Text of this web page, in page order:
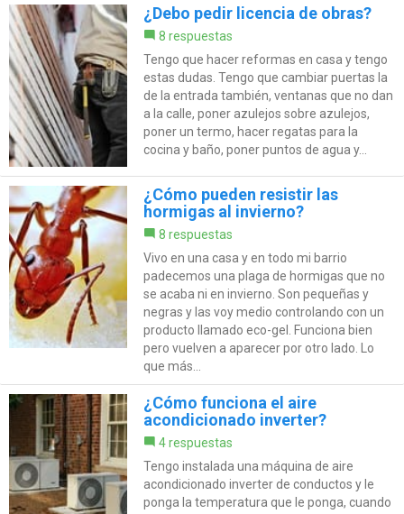
¿Debo pedir licencia de obras?
8 respuestas
Tengo que hacer reformas en casa y tengo
estas dudas. Tengo que cambiar puertas la
de la entrada también, ventanas que no dan
a la calle, poner azulejos sobre azulejos,
poner un termo, hacer regatas para la
cocina y baño, poner puntos de agua y...
¿Cómo pueden resistir las
hormigas al invierno?
8 respuestas
Vivo en una casa y en todo mi barrio
padecemos una plaga de hormigas que no
se acaba ni en invierno. Son pequeñas y
negras y las voy medio controlando con un
producto llamado eco-gel. Funciona bien
pero vuelven a aparecer por otro lado. Lo
que más...
¿Cómo funciona el aire
acondicionado inverter?
4 respuestas
Tengo instalada una máquina de aire
acondicionado inverter de conductos y le
ponga la temperatura que le ponga, cuando